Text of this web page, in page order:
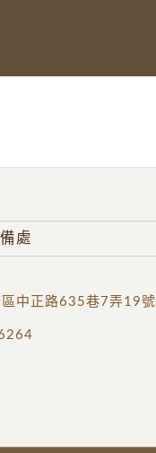
處
中正路635巷7弄19號